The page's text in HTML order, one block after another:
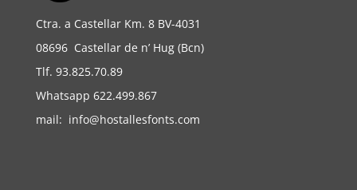
Ctra. a Castellar Km. 8 BV-4031
08696 Castellar de n’ Hug (Bcn)
Tlf. 93.825.70.89
Whatsapp 622.499.867
mail: info@hostallesfonts.com